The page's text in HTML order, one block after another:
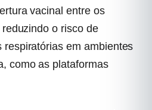
vacinal entre os
o risco de
respiratórias em ambientes
como as plataformas